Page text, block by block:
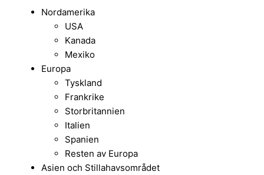
Nordamerika
USA
Kanada
Mexiko
Europa
Tyskland
Frankrike
Storbritannien
Italien
Spanien
Resten av Europa
Asien och Stillahavsområdet